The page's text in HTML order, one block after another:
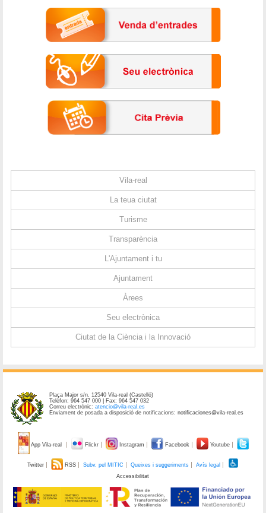
Vila-real
La teua ciutat
Turisme
Transparència
L'Ajuntament i tu
Ajuntament
Àrees
Seu electrònica
Ciutat de la Ciència i la Innovació
Plaça Major s/n. 12540 Vila-real (Castelló)
Telèfon: 964 547 000 | Fax: 964 547 032
Correu electrònic:atencio@vila-real.es
Enviament de posada a disposició de notificacions: notificaciones@vila-real.es
App Vila-real Flickr Instagram Facebook Youtube
Twitter RSS Subv. pel MITIC Queixes i suggeriments
Avís legal
Accessibilitat